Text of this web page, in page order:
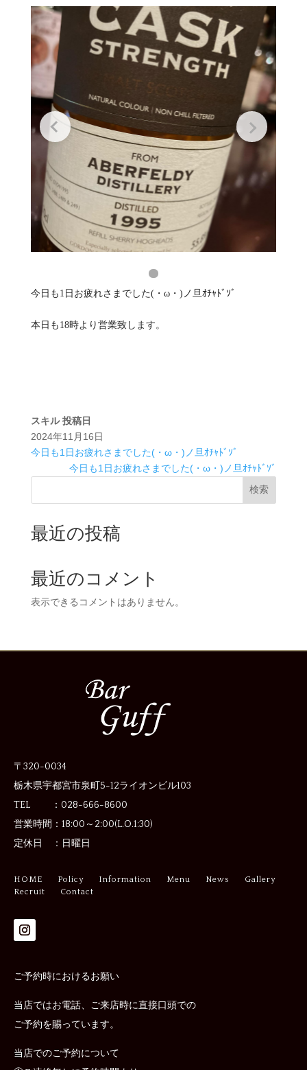
今日も1日お疲れさまでした(・ω・)ノ旦ｵﾁｬﾄﾞｿﾞ
本日も18時より営業致します。
スキル 投稿日
2024年11月16日
今日も1日お疲れさまでした(・ω・)ノ旦ｵﾁｬﾄﾞｿﾞ
今日も1日お疲れさまでした(・ω・)ノ旦ｵﾁｬﾄﾞｿﾞ
検索
最近の投稿
最近のコメント
表示できるコメントはありません。
〒320-0034
栃木県宇都宮市泉町5-12ライオンビル103
TEL ：028-666-8600
営業時間： 18:00～2:00(L.O.1:30)
定休日 ： 日曜日
HOME Policy Information Menu News
Gallery
Recruit
Contact
ご予約時におけるお願い
当店ではお電話、ご来店時に直接口頭での
ご予約を賜っています。
当店でのご予約について